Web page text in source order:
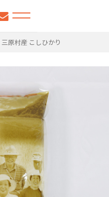
社
原村産 こしひかり